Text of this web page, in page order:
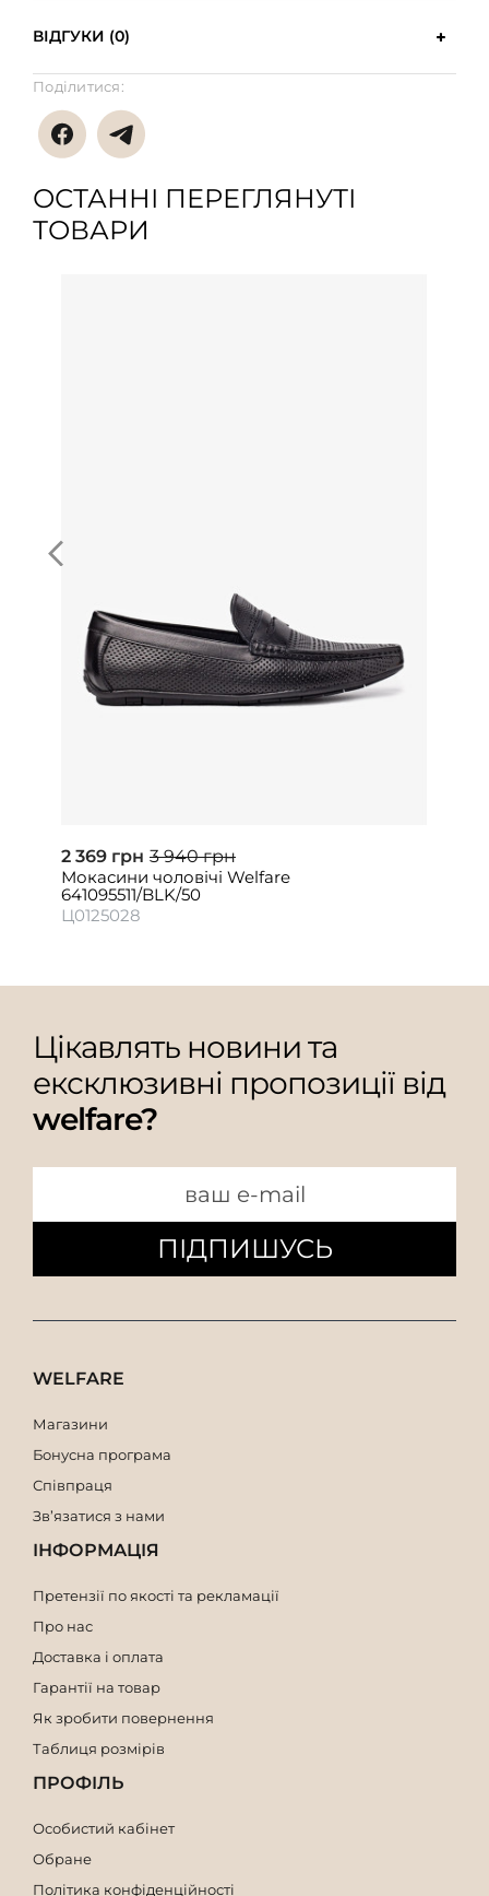
ВІДГУКИ (0)
Поділитися:
ОСТАННІ ПЕРЕГЛЯНУТІ
ТОВАРИ
2 369 грн 3 940 грн
Мокасини чоловічі Welfare
641095511/BLK/50
Ц0125028
Цікавлять новини та
ексклюзивні пропозиції від
welfare?
ПІДПИШУСЬ
WELFARE
Магазини
Бонусна програма
Співпраця
Зв’язатися з нами
ІНФОРМАЦІЯ
Претензії по якості та рекламації
Про нас
Доставка і оплата
Гарантії на товар
Як зробити повернення
Таблиця розмірів
ПРОФІЛЬ
Особистий кабінет
Обране
Політика конфіденційності